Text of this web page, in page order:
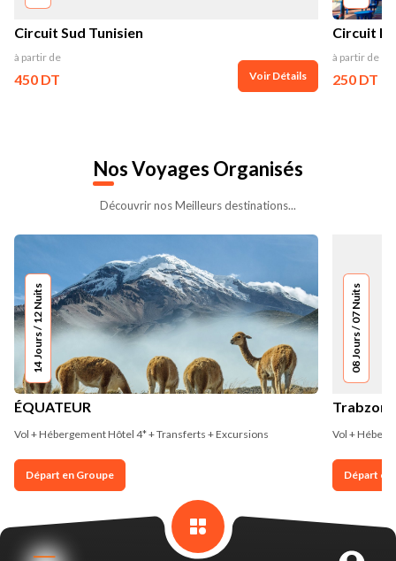
Circuit Sud Tunisien
à partir de
450 DT Voir Détails
Circuit
à partir de
250 DT
NosVoyages Organisés
Découvrir nos Meilleurs destinations...
14 Jours / 12 Nuits
ÉQUATEUR
Vol + Hébergement Hôtel 4* + Transferts + Excursions
Départ en Groupe
08 Jours / 07 Nuits
Trabzon
Vol +
Départ en